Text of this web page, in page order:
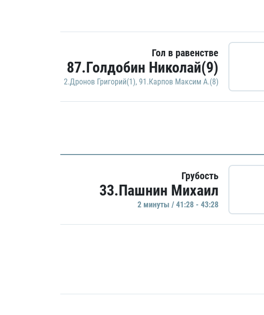
Гол в равенстве
87.Голдобин Николай(9)
2.Дронов Григорий(1), 91.Карпов Максим А.(8)
Грубость
33.Пашнин Михаил
2 минуты / 41:28 - 43:28